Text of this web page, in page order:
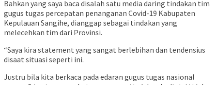
Bahkan yang saya baca disalah satu media daring tindakan tim
gugus tugas percepatan penanganan Covid-19 Kabupaten
Kepulauan Sangihe, dianggap sebagai tindakan yang
melecehkan tim dari Provinsi.
“Saya kira statement yang sangat berlebihan dan tendensius
disaat situasi seperti ini.
Justru bila kita berkaca pada edaran gugus tugas nasional